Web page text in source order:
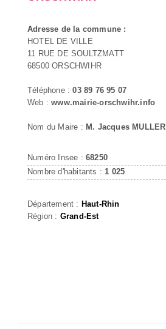
Adresse de la commune :
HOTEL DE VILLE
11 RUE DE SOULTZMATT
68500 ORSCHWIHR
Téléphone :03 89 76 95 07
Web :www.mairie-orschwihr.info
Nom du Maire : M. Jacques MULLER
Numéro Insee : 68250
Nombre d'habitants : 1 025
Département : Haut-Rhin
Région : Grand-Est